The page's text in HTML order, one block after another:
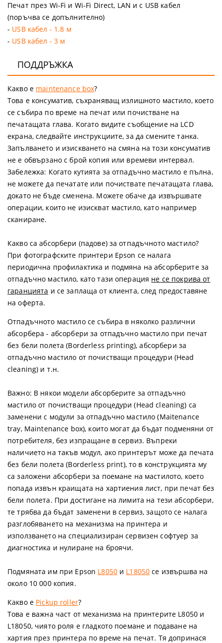
Печат през Wi-Fi и Wi-Fi Direct, LAN и с USB кабел
(поръчва се допълнително)
- USB кабел - 1.8 м
- USB кабел - 3 м
ПОДДРЪЖКА
Какво е maintenance box?
Това е консуматив, съхраняващ излишното мастило, което
се събира по време на печат или почистване на
печатащата глава. Когато видите съобщение на LCD
екрана, следвайте инструкциите, за да смените танка.
Запълването и изискването на смяна на този консуматив
не е обвързано с брой копия или времеви интервал.
Забележка: Когато кутията за отпадъчно мастило е пълна,
не можете да печатате или почиствате печатащата глава,
докато не бъде сменена. Можете обаче да извършвате
операции, които не изискват мастило, като например
сканиране.
Какво са абсорбери (падове) за отпадъчното мастило?
При фотографските принтери Epson се налага
периодична профилактика и подмяна на абсорберите за
отпадъчно мастило, като тази операция не се покрива от
гаранцията и се заплаща от клиента, след предоставяне
на оферта.
Отпадъчното мастило се събира в няколко различни
абсорбера - абсорбери за отпадъчно мастило при печат
без бели полета (Borderless printing), абсорбери за
отпадъчно мастило от почистващи процедури (Head
cleaning) и т.н.
Важно: В някои модели абсорберите за отпадъчно
мастило от почистващи процедури (Head cleaning) са
заменени с модули за отпадъчно мастило (Maitenance
tray, Maintenance box), които могат да бъдат подменяни от
потребителя, без изпращане в сервиз. Въпреки
наличието на такъв модул, ако принтерът може да печата
без бели полета (Borderless print), то в конструкцията му
са заложени абсорбери за поемане на мастилото, което
попада извън краищата на хартиения лист, при печат без
бели полета. При достигане на лимита на тези абсорбери,
те трябва да бъдат заменени в сервиз, защото се налага
разглобяването на механизма на принтера и
използването на специализиран сервизен софтуер за
диагностика и нулиране на броячи.
Подмяната им при Epson L8050и L18050 се извършва на
около 10 000 копия.
Какво е Pickup roller?
Това е важна част от механизма на принтерите L8050 и
L18050, чиято роля е гладкото поемане и подаване на
хартия през принтера по време на печат. Тя допринася